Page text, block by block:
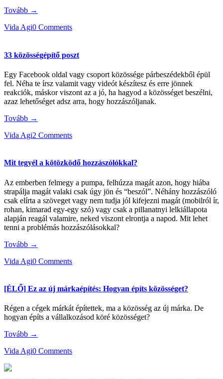
Tovább →
Vida Agi0 Comments
33 közösségépítő poszt
Egy Facebook oldal vagy csoport közössége párbeszédekből épül
fel. Néha te írsz valamit vagy videót készítesz és erre jönnek
reakciók, máskor viszont az a jó, ha hagyod a közösséget beszélni,
azaz lehetőséget adsz arra, hogy hozzászóljanak.
Tovább →
Vida Agi2 Comments
Mit tegyél a kötözködő hozzászólókkal?
Az emberben felmegy a pumpa, felhúzza magát azon, hogy hiába
strapálja magát valaki csak úgy jön és “beszól”. Néhány hozzászóló
csak elírta a szöveget vagy nem tudja jól kifejezni magát (mobilról ír,
rohan, kimarad egy-egy szó) vagy csak a pillanatnyi lelkiállapota
alapján reagál valamire, neked viszont elrontja a napod. Mit lehet
tenni a problémás hozzászólásokkal?
Tovább →
Vida Agi0 Comments
[ÉLŐ] Ez az új márkaépítés: Hogyan építs közösséget?
Régen a cégek márkát építettek, ma a közösség az új márka. De
hogyan építs a vállalkozásod köré közösséget?
Tovább →
Vida Agi0 Comments